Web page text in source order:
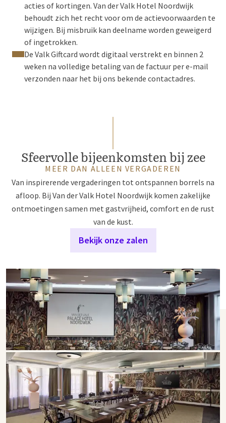
acties of kortingen. Van der Valk Hotel Noordwijk
behoudt zich het recht voor om de actievoorwaarden te
wijzigen. Bij misbruik kan deelname worden geweigerd
of ingetrokken.
De Valk Giftcard wordt digitaal verstrekt en binnen 2
weken na volledige betaling van de factuur per e-mail
verzonden naar het bij ons bekende contactadres.
Sfeervolle bijeenkomsten bij zee
MEER DAN ALLEEN VERGADEREN
Van inspirerende vergaderingen tot ontspannen borrels na
afloop. Bij Van der Valk Hotel Noordwijk komen zakelijke
ontmoetingen samen met gastvrijheid, comfort en de rust
van de kust.
Bekijk onze zalen